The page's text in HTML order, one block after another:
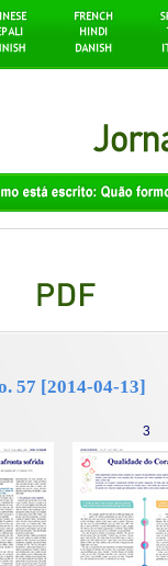
57 [2014-04-13]
3